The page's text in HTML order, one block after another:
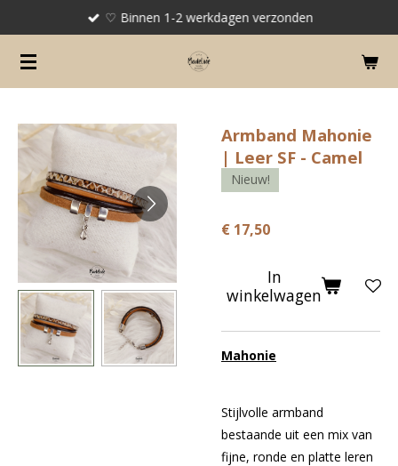
naar
de
♡ Binnen 1-2 werkdagen verzonden
Armband Mahonie
| Leer SF - Camel
Nieuw!
€ 17,50
In
winkelwagen
Mahonie
Stijlvolle armband
bestaande uit een mix van
fijne, ronde en platte leren